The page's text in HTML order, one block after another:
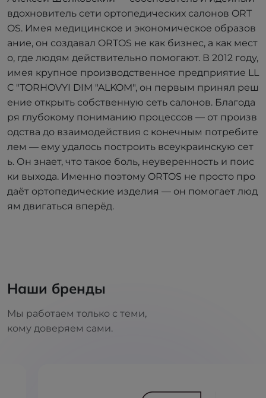
вдохновитель сети ортопедических салонов ORT
OS. Имея медицинское и экономическое образов
ание, он создавал ORTOS не как бизнес, а как мест
о, где людям действительно помогают. В 2012 году,
имея крупное производственное предприятие LL
C "TORHOVYI DIM "ALKOM", он первым принял реш
ение открыть собственную сеть салонов. Благода
ря глубокому пониманию процессов — от произв
одства до взаимодействия с конечным потребите
лем — ему удалось построить всеукраинскую сет
ь. Он знает, что такое боль, неуверенность и поис
ки выхода. Именно поэтому ORTOS не просто про
даёт ортопедические изделия — он помогает люд
ям двигаться вперёд.
Наши бренды
Мы работаем только с теми,
кому доверяем сами.